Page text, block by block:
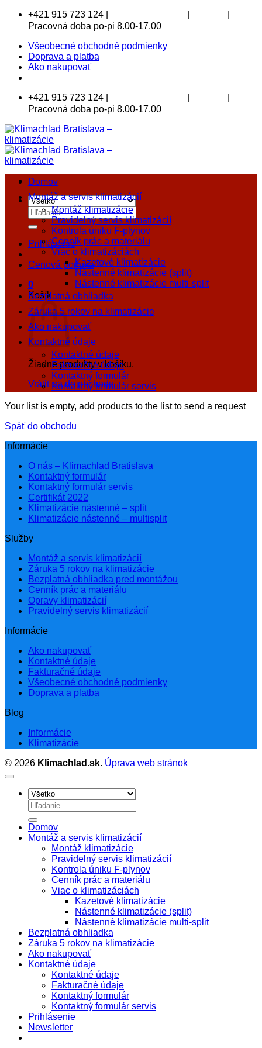
Skip
+421 915 723 124 |
Pracovná doba po-pi 8.00-17.00
Všeobecné obchodné podmienky
Doprava a platba
Ako nakupovať
+421 915 723 124 |
Pracovná doba po-pi 8.00-17.00
Hľadať:
Prihlásenie
Cenová ponuka
0
Košík
Žiadne produkty v košíku.
Vrátiť sa do obchodu
Domov
Montáž a servis klimatizácií
Montáž klimatizácie
Pravidelný servis klimatizácií
Kontrola úniku F-plynov
Cenník prác a materiálu
Viac o klimatizáciách
Kazetové klimatizácie
Nástenné klimatizácie (split)
Nástenné klimatizácie multi-split
Bezplatná obhliadka
Záruka 5 rokov na klimatizácie
Ako nakupovať
Kontaktné údaje
Kontaktné údaje
Fakturačné údaje
Kontaktný formulár
Kontaktný formulár servis
Your list is empty, add products to the list to send a request
Späť do obchodu
Informácie
O nás – Klimachlad Bratislava
Kontaktný formulár
Kontaktný formulár servis
Certifikát 2022
Klimatizácie nástenné – split
Klimatizácie nástenné – multisplit
Služby
Montáž a servis klimatizácií
Záruka 5 rokov na klimatizácie
Bezplatná obhliadka pred montážou
Cenník prác a materiálu
Opravy klimatizácií
Pravidelný servis klimatizácií
Informácie
Ako nakupovať
Kontaktné údaje
Fakturačné údaje
Všeobecné obchodné podmienky
Doprava a platba
Blog
Informácie
Klimatizácie
© 2026 Klimachlad.sk. Úprava web stránok
Hľadať:
Domov
Montáž a servis klimatizácií
Montáž klimatizácie
Pravidelný servis klimatizácií
Kontrola úniku F-plynov
Cenník prác a materiálu
Viac o klimatizáciách
Kazetové klimatizácie
Nástenné klimatizácie (split)
Nástenné klimatizácie multi-split
Bezplatná obhliadka
Záruka 5 rokov na klimatizácie
Ako nakupovať
Kontaktné údaje
Kontaktné údaje
Fakturačné údaje
Kontaktný formulár
Kontaktný formulár servis
Prihlásenie
Newsletter